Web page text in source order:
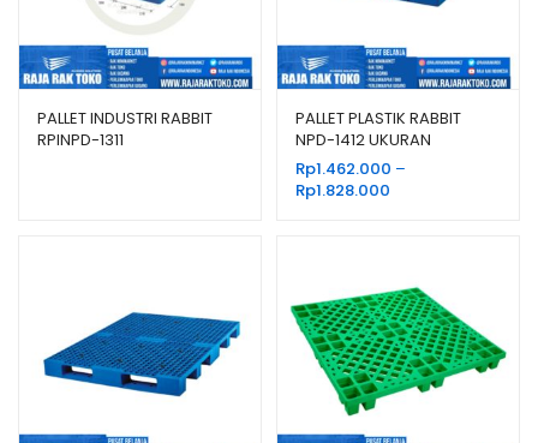
PALLET INDUSTRI RABBIT
RPINPD-1311
PALLET PLASTIK RABBIT
NPD-1412 UKURAN
140x120x15 CM
Rp1.462.000 –
Rp1.828.000